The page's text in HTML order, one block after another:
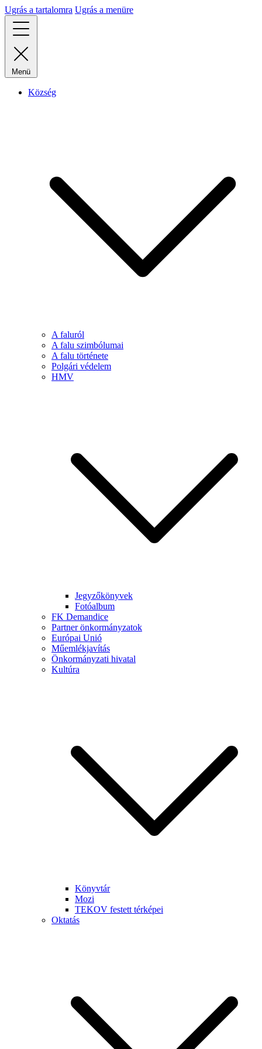
Ugrás a tartalomra Ugrás a menüre
Menü
Község
A faluról
A falu szimbólumai
A falu története
Polgári védelem
HMV
Jegyzőkönyvek
Fotóalbum
FK Demandice
Partner önkormányzatok
Európai Unió
Műemlékjavítás
Önkormányzati hivatal
Kultúra
Könyvtár
Mozi
TEKOV festett térképei
Oktatás